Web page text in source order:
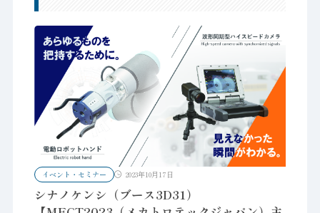
イベント・セミナー 2023年10月17日
シナノケンシ（ブース3D31）